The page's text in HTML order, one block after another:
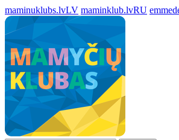
maminuklubs.lvLV maminklub.lvRU